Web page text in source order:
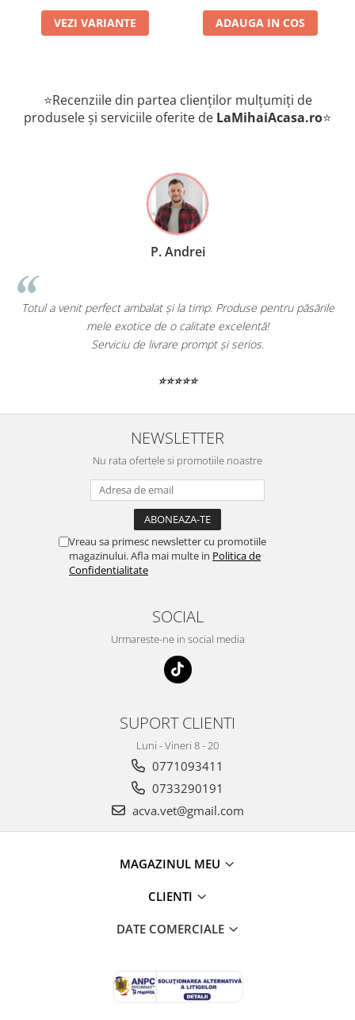
VEZI VARIANTE ADAUGA IN COS
⭐Recenziile din partea clienților mulțumiți de
produsele și serviciile oferite de LaMihaiAcasa.ro⭐
perfect ambalat și la timp. Produse pentru păsările
mele exotice de o calitate excelentă!
Serviciu de livrare prompt și serios.
Comand des
NEWSLETTER
Nu rata ofertele si promotiile noastre
Vreau sa primesc newsletter cu promotiile
magazinului. Afla mai multe in Politica de
Confidentialitate
SOCIAL
Urmareste-ne in social media
SUPORT CLIENTI
Luni - Vineri 8 - 20
0771093411
0733290191
acva.vet@gmail.com
MAGAZINUL MEU
CLIENTI
DATE COMERCIALE